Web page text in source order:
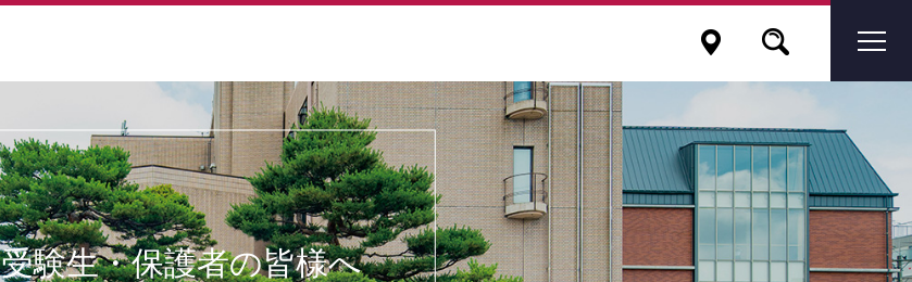
受験生・保護者の皆様へ